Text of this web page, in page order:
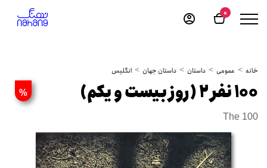
0
خانه عمومی داستان داستان جهان انگلیس
% 100 نفر 2 (روز بیست و یکم)
The 100